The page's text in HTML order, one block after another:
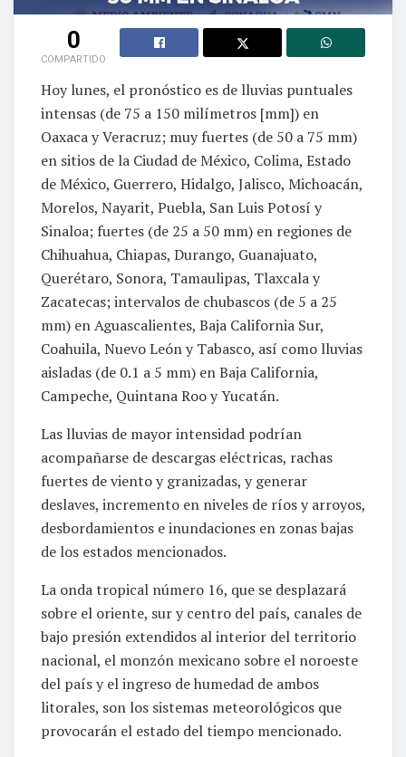
0
COMPARTIDO
Hoy lunes, el pronóstico es de lluvias puntuales
intensas (de 75 a 150 milímetros [mm]) en
Oaxaca y Veracruz; muy fuertes (de 50 a 75 mm)
en sitios de la Ciudad de México, Colima, Estado
de México, Guerrero, Hidalgo, Jalisco, Michoacán,
Morelos, Nayarit, Puebla, San Luis Potosí y
Sinaloa; fuertes (de 25 a 50 mm) en regiones de
Chihuahua, Chiapas, Durango, Guanajuato,
Querétaro, Sonora, Tamaulipas, Tlaxcala y
Zacatecas; intervalos de chubascos (de 5 a 25
mm) en Aguascalientes, Baja California Sur,
Coahuila, Nuevo León y Tabasco, así como lluvias
aisladas (de 0.1 a 5 mm) en Baja California,
Campeche, Quintana Roo y Yucatán.
Las lluvias de mayor intensidad podrían
acompañarse de descargas eléctricas, rachas
fuertes de viento y granizadas, y generar
deslaves, incremento en niveles de ríos y arroyos,
desbordamientos e inundaciones en zonas bajas
de los estados mencionados.
La onda tropical número 16, que se desplazará
sobre el oriente, sur y centro del país, canales de
bajo presión extendidos al interior del territorio
nacional, el monzón mexicano sobre el noroeste
del país y el ingreso de humedad de ambos
litorales, son los sistemas meteorológicos que
provocarán el estado del tiempo mencionado.